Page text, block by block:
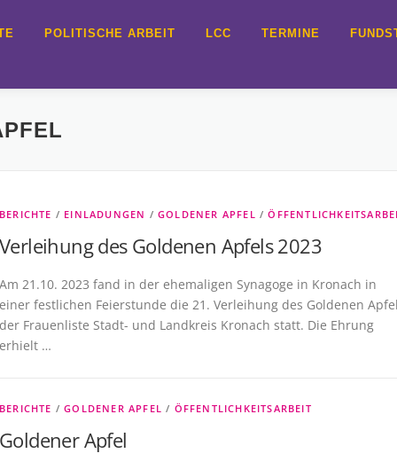
POLITISCHE ARBEIT LCC TERMINE
BERICHTE / EINLADUNGEN /GOLDENER APFEL /
Verleihung des Goldenen Apfels 2023
Am 21.10. 2023 fand in der ehemaligen Synagoge in Kronach in
einer festlichen Feierstunde die 21. Verleihung des Goldenen
der Frauenliste Stadt- und Landkreis Kronach statt. Die Ehrung
erhielt …
BERICHTE /GOLDENER APFEL / ÖFFENTLICHKEITSARBEIT
Goldener Apfel